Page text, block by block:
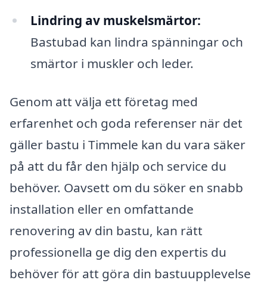
Lindring av muskelsmärtor:
Bastubad kan lindra spänningar och
smärtor i muskler och leder.
Genom att välja ett företag med
erfarenhet och goda referenser när det
gäller bastu i Timmele kan du vara säker
på att du får den hjälp och service du
behöver. Oavsett om du söker en snabb
installation eller en omfattande
renovering av din bastu, kan rätt
professionella ge dig den expertis du
behöver för att göra din bastuupplevelse